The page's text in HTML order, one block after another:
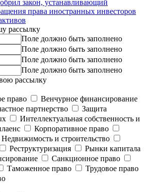
закон, устанавливающий
права иностранных инвесторов
рассылку
Поле должно быть заполнено
Поле должно быть заполнено
Поле должно быть заполнено
Поле должно быть заполнено
рассылку
право
Венчурное финансирование
партнерство
Защита
Интеллектуальная собственность и
Корпоративное право
Недвижимость и строительство
Реструктуризация
Рынки капитала
Санкционное право
Таможенное право
Трудовое право